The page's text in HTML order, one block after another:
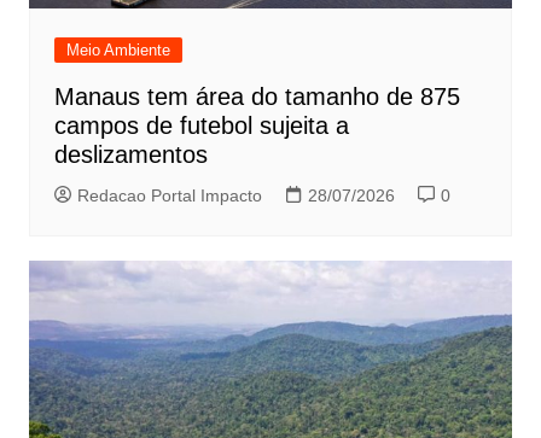
Meio Ambiente
Manaus tem área do tamanho de 875
campos de futebol sujeita a
deslizamentos
Redacao Portal Impacto 28/07/2026 0